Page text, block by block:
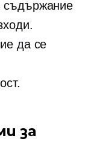
съдържание
да се
за